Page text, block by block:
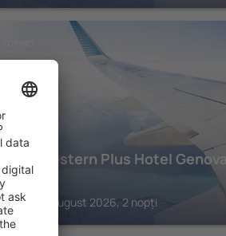
Best Western Plus Hotel Genova
168€
Torino, 17 august 2026, 2 nopți